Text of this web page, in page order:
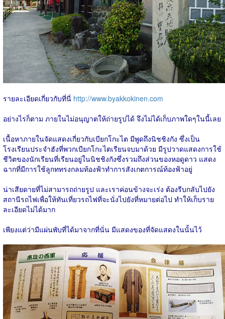
รายละเอียดเกี่ยวกับที่นี่ http://www.byakkokinen.com
อย่างไรก็ตาม ภายในไม่อนุญาตให้ถ่ายรูปได้ จึงไม่ได้เก็บภาพใดๆในนี้เลย
เนื้อหาภายในจัดแสดงเกี่ยวกับเบียกโกะไต มีพูดถึงนิชชิงกัง ซึ่งเป็น
โรงเรียนประจำฮังที่พวกเบียกโกะไตเรียนจบมาด้วย มีรูปวาดแสดงการใช้
ชีวิตของนักเรียนที่เรียนอยู่ในนิชชิงกังซึ่งรวมถึงส่วนของหอดูดาว แสดง
ฉากที่มีการใช้ลูกททรงกลมท้องฟ้าทำการสังเกตการณ์ท้องฟ้าอยู่
น่าเสียดายที่ไม่สามารถถ่ายรูป และเราค่อนข้างจะเร่ง ต้องรีบกลับไปยัง
สถานีรถไฟเพื่อให้ทันเที่ยวรถไฟที่จะนั่งไปยังที่หมายต่อไป ทำให้เก็บราย
ละเอียดไม่ได้มาก
เพียงแต่ว่ามีแผ่นพับที่ได้มาจากที่นั่น มีแสดงของที่จัดแสดงในนั้นไว้